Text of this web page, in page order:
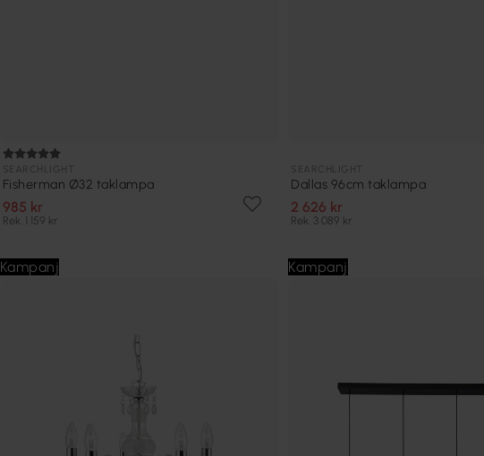
Fisherman Ø32 taklampa
985 kr
Rek. 1 159 kr
Dallas 96cm taklampa
2 626 kr
Rek. 3 089 kr
Kampanj Kampanj